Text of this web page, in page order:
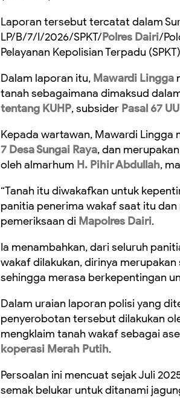
Laporan tersebut tercatat dalam
LP/B/7/I/2026/SPKT/Polres Dairi/
Pelayanan Kepolisian Terpadu
Dalam laporan itu, Mawardi Lingga
tanah sebagaimana dimaksud
tentang KUHP, subsider Pasal 67
Kepada wartawan, Mawardi Lingga
7 Desa Sungai Raya, dan
oleh almarhum H. Pihir Abdullah,
“Tanah itu diwakafkan untuk
panitia penerima wakaf saat itu
pemeriksaan di Mapolres Dairi.
Ia menambahkan, dari seluruh
wakaf dilakukan, dirinya
sehingga merasa berkepentingan
Dalam uraian laporan polisi yang
penyerobotan tersebut dilakukan
mengklaim tanah wakaf sebagai
koperasi Merah Putih.
Persoalan ini mencuat sejak Juli
semak belukar untuk ditanami